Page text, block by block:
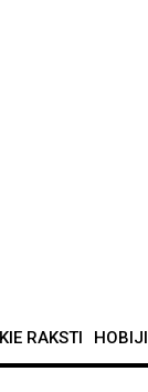
RAKSTI